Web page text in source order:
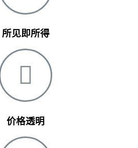
所见即所得
价格透明